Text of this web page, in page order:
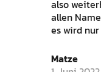
also
allen
es wird
Matze